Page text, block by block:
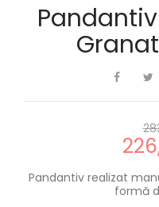
Pandantiv realizat
formă